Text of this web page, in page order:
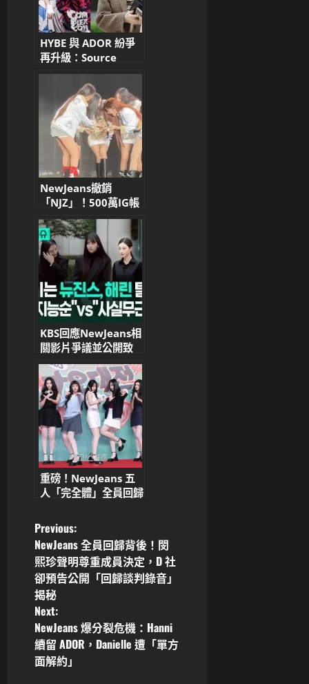
HYBE 與 ADOR 紛爭
再升級：Source
Music 提 NewJeans
簽約影片，駁斥閔熙珍
「親手選角」說
NewJeans撤銷
「NJZ」！500萬IG帳
號改名清空，連家長帳
號也換了
KBS回應NewJeans相
關影片爭議並公開致
歉：網友連署要求停止
惡意報導
重磅！NewJeans 五
人「完全體」全員回歸
Hanni、Danielle 親
發聲明：將以真摯音樂
回報
P
o
s
t
n
Previous:
NewJeans 全員回歸背後！閔
熙珍聲明尊重成員決定，D 社
卻預告公開「回歸談判錄音」
揭秘
Next:
NewJeans 爆分裂危機：Hanni
續留 ADOR，Danielle 遭「單方
面解約」